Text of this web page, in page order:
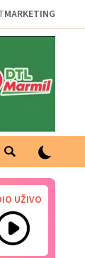
MARKETING
UŽIVO